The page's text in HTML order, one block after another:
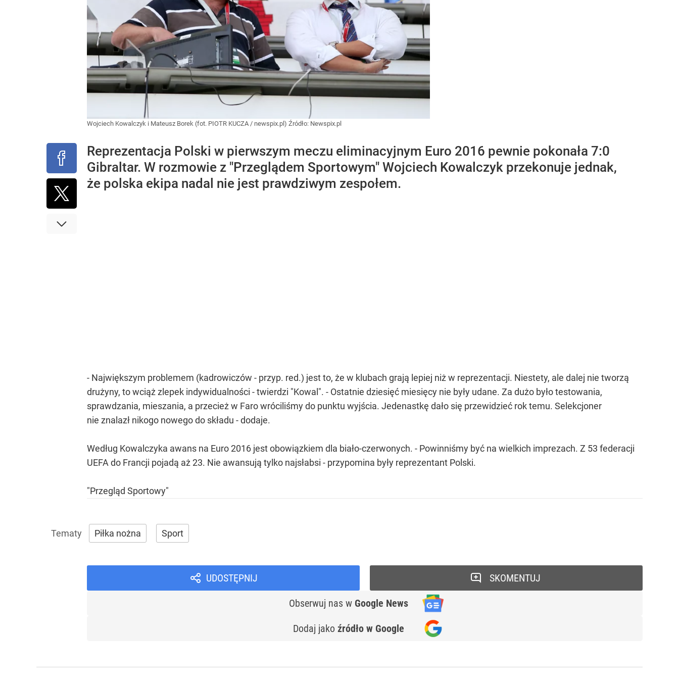
Wojciech Kowalczyk i Mateusz Borek (fot. PIOTR KUCZA / newspix.pl) Źródło: Newspix.pl
Reprezentacja Polski w pierwszym meczu eliminacyjnym Euro 2016 pewnie pokonała 7:0
Gibraltar. W rozmowie z "Przeglądem Sportowym" Wojciech Kowalczyk przekonuje jednak,
że polska ekipa nadal nie jest prawdziwym zespołem.
- Największym problemem (kadrowiczów - przyp. red.) jest to, że w klubach grają lepiej niż w reprezentacji. Niestety, ale dalej nie tworzą
drużyny, to wciąż zlepek indywidualności - twierdzi "Kowal". - Ostatnie dziesięć miesięcy nie były udane. Za dużo było testowania,
sprawdzania, mieszania, a przecież w Faro wróciliśmy do punktu wyjścia. Jedenastkę dało się przewidzieć rok temu. Selekcjoner
nie znalazł nikogo nowego do składu - dodaje.
Według Kowalczyka awans na Euro 2016 jest obowiązkiem dla biało-czerwonych. - Powinniśmy być na wielkich imprezach. Z 53 federacji
UEFA do Francji pojadą aż 23. Nie awansują tylko najsłabsi - przypomina były reprezentant Polski.
"Przegląd Sportowy"
Piłka nożna Sport
UDOSTĘPNIJ
Obserwuj nas w Google News
Dodaj jako źródło w Google
SKOMENTUJ